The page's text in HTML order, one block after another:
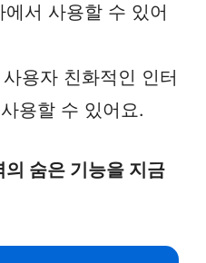
서 사용할 수 있어
용자 친화적인 인터
용할 수 있어요.
숨은 기능을 지금